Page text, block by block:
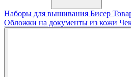
Наборы для вышивания Бисер
Обложки на документы из кожи